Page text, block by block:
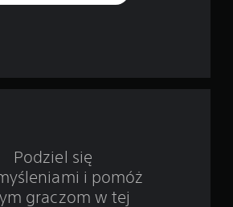
t
Podziel się
i pomóż
graczom w tej